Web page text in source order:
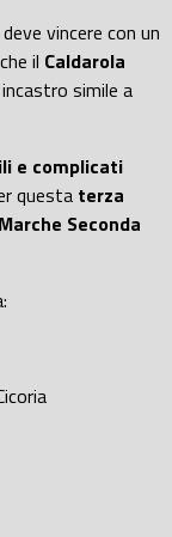
vincere con un
il Caldarola
simile a
e complicati
questa terza
Seconda